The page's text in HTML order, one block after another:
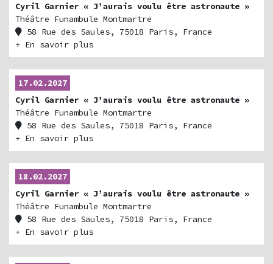
Cyril Garnier « J’aurais voulu être astronaute »
Théâtre Funambule Montmartre
58 Rue des Saules, 75018 Paris, France
+ En savoir plus
17.02.2027
Cyril Garnier « J’aurais voulu être astronaute »
Théâtre Funambule Montmartre
58 Rue des Saules, 75018 Paris, France
+ En savoir plus
18.02.2027
Cyril Garnier « J’aurais voulu être astronaute »
Théâtre Funambule Montmartre
58 Rue des Saules, 75018 Paris, France
+ En savoir plus